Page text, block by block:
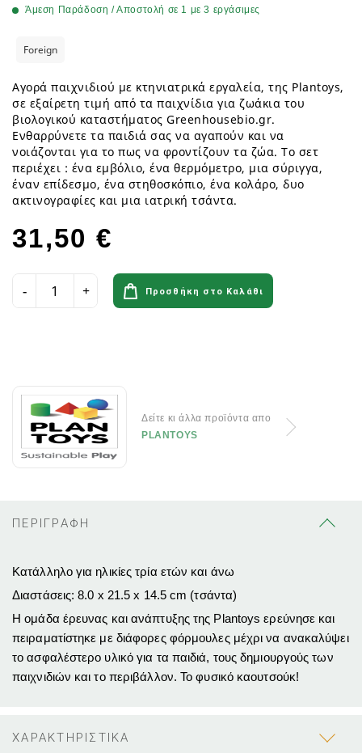
Άμεση Παράδοση / Αποστολή σε 1 με 3 εργάσιμες
Foreign
Αγορά παιχνιδιού με κτηνιατρικά εργαλεία, της Plantoys,
σε εξαίρετη τιμή από τα παιχνίδια για ζωάκια του
βιολογικού καταστήματος Greenhousebio.gr.
Ενθαρρύνετε τα παιδιά σας να αγαπούν και να
νοιάζονται για το πως να φροντίζουν τα ζώα. Το σετ
περιέχει : ένα εμβόλιο, ένα θερμόμετρο, μια σύριγγα,
έναν επίδεσμο, ένα στηθοσκόπιο, ένα κολάρο, δυο
ακτινογραφίες και μια ιατρική τσάντα.
31,50 €
Προσθήκη στο Καλάθι
Δείτε κι άλλα προϊόντα απο
PLANTOYS
ΠΕΡΙΓΡΑΦΗ
Κατάλληλο για ηλικίες τρία ετών και άνω
Διαστάσεις: 8.0 x 21.5 x 14.5 cm (τσάντα)
Η ομάδα έρευνας και ανάπτυξης της Plantoys ερεύνησε και
πειραματίστηκε με διάφορες φόρμουλες μέχρι να ανακαλύψει
το ασφαλέστερο υλικό για τα παιδιά, τους δημιουργούς των
παιχνιδιών και το περιβάλλον. Το φυσικό καουτσούκ!
ΧΑΡΑΚΤΗΡΙΣΤΙΚΑ